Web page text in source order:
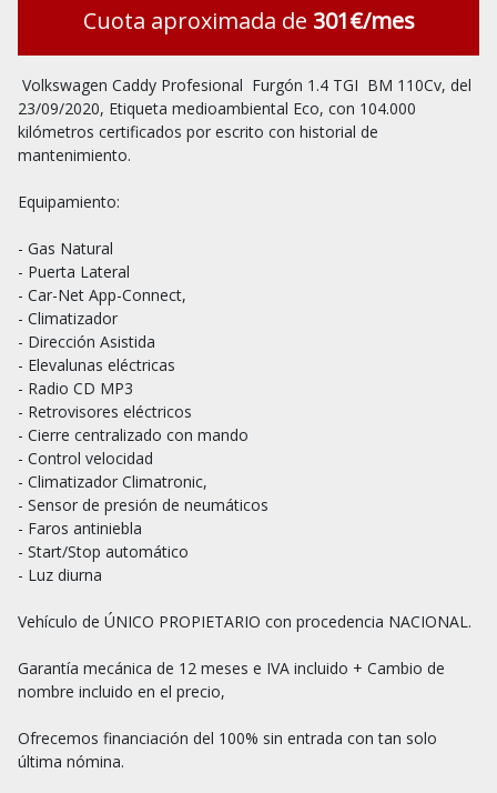
Cuota aproximada de 301€/mes
23/09/2020, Etiqueta medioambiental Eco, con 104.000
kilómetros certificados por escrito con historial de
mantenimiento.
Equipamiento:
- Gas Natural
- Puerta Lateral
- Car-Net App-Connect,
- Climatizador
- Dirección Asistida
- Elevalunas eléctricas
- Radio CD MP3
- Retrovisores eléctricos
- Cierre centralizado con mando
- Control velocidad
- Climatizador Climatronic,
- Sensor de presión de neumáticos
- Faros antiniebla
- Start/Stop automático
- Luz diurna
Vehículo de ÚNICO PROPIETARIO con procedencia NACIONAL.
Garantía mecánica de 12 meses e IVA incluido + Cambio de
nombre incluido en el precio,
Ofrecemos financiación del 100% sin entrada con tan solo
última nómina.